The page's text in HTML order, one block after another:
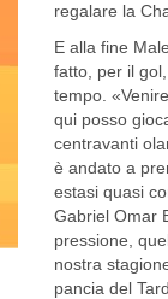
regalare la
E alla fine
fatto, per il
tempo.
qui posso
centravanti
è andato a
estasi quasi
Gabriel Omar
pressione,
nostra
pancia del